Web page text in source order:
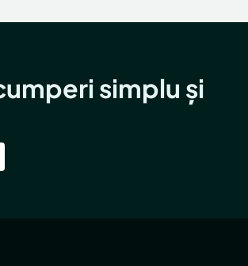
simplu și